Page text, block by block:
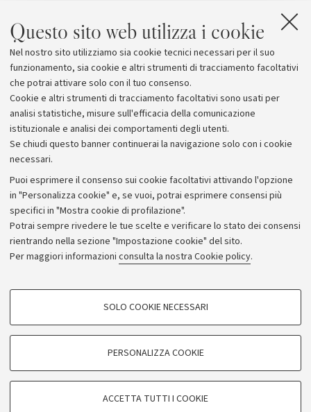
Questo sito web utilizza i cookie
Nel nostro sito utilizziamo sia cookie tecnici necessari per il suo
funzionamento, sia cookie e altri strumenti di tracciamento facoltativi
che potrai attivare solo con il tuo consenso.
Cookie e altri strumenti di tracciamento facoltativi sono usati per
analisi statistiche, misure sull'efficacia della comunicazione
istituzionale e analisi dei comportamenti degli utenti.
Se chiudi questo banner continuerai la navigazione solo con i cookie
necessari.
Puoi esprimere il consenso sui cookie facoltativi attivando l'opzione
in "Personalizza cookie" e, se vuoi, potrai esprimere consensi più
specifici in "Mostra cookie di profilazione".
Potrai sempre rivedere le tue scelte e verificare lo stato dei consensi
rientrando nella sezione "Impostazione cookie" del sito.
Per maggiori informazioni consulta la nostra Cookie policy.
COOKIE DI PROFILAZIONE - FACOLTATIVI
COOKIE TECNICI - NECESSARI
SOLO COOKIE NECESSARI
PERSONALIZZA COOKIE
ACCETTA TUTTI I COOKIE
Oil, the Mediterranean and the "great game"
Prof. Roberta Benini(Università di Bologna):
Southern Europe and the Black Sea Economic
Cooperation in a long term integration perspective:
Challenges and constraints
Archivio
Comunicati stampa
Redazione
Rassegna stampa
© Copyright 2026 - ALMA MATER STUDIORUM - Università di
Bologna - Via Zamboni, 33 - 40126 Bologna - PI: 01131710376 -
CF: 80007010376